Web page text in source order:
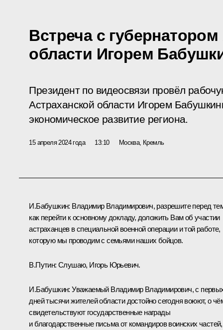
Встреча с
области Игорем
Президент по видеосвязи провёл
Астраханской области Игорем
экономическое развитие региона.
15 апреля 2024 года 13:10 Москва, Кремль
И.Бабушкин: Владимир Владимирович, разрешите перед
как перейти к основному докладу, доложить Вам об участии
астраханцев в специальной военной операции и той работе,
которую мы проводим с семьями наших бойцов.
В.Путин: Слушаю, Игорь Юрьевич.
И.Бабушкин: Уважаемый Владимир Владимирович, с
дней тысячи жителей области достойно сегодня воюют, о
свидетельствуют государственные награды
и благодарственные письма от командиров воинских частей,